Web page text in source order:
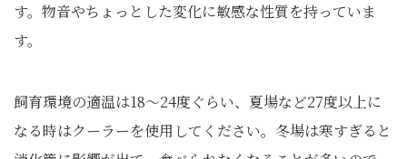
す。物音やちょっとした変化に敏感な性質を持っていま
す。
飼育環境の適温は18～24度ぐらい、夏場など27度以上に
なる時はクーラーを使用してください。冬場は寒すぎると